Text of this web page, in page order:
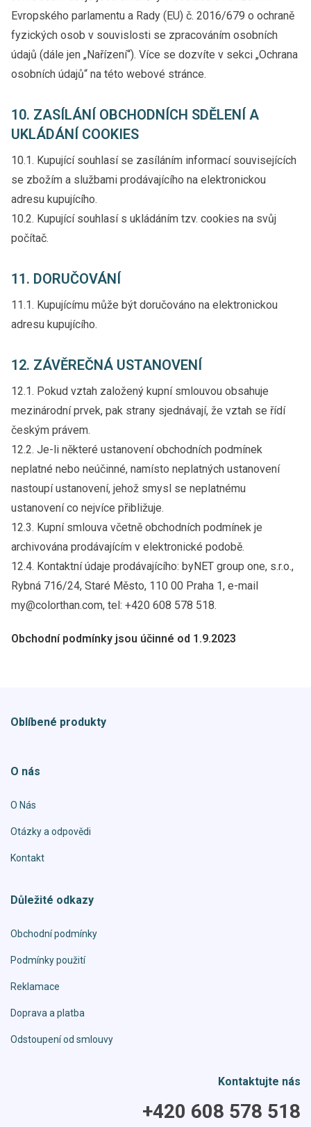
Evropského parlamentu a Rady (EU) č. 2016/679 o ochraně
fyzických osob v souvislosti se zpracováním osobních
údajů (dále jen „Nařízení“). Více se dozvíte v sekci „Ochrana
osobních údajů“ na této webové stránce.
10. ZASÍLÁNÍ OBCHODNÍCH SDĚLENÍ A
UKLÁDÁNÍ COOKIES
10.1. Kupující souhlasí se zasíláním informací souvisejících
se zbožím a službami prodávajícího na elektronickou
adresu kupujícího.
10.2. Kupující souhlasí s ukládáním tzv. cookies na svůj
počítač.
11. DORUČOVÁNÍ
11.1. Kupujícímu může být doručováno na elektronickou
adresu kupujícího.
12. ZÁVĚREČNÁ USTANOVENÍ
12.1. Pokud vztah založený kupní smlouvou obsahuje
mezinárodní prvek, pak strany sjednávají, že vztah se řídí
českým právem.
12.2. Je-li některé ustanovení obchodních podmínek
neplatné nebo neúčinné, namísto neplatných ustanovení
nastoupí ustanovení, jehož smysl se neplatnému
ustanovení co nejvíce přibližuje.
12.3. Kupní smlouva včetně obchodních podmínek je
archivována prodávajícím v elektronické podobě.
12.4. Kontaktní údaje prodávajícího: byNET group one, s.r.o.,
Rybná 716/24, Staré Město, 110 00 Praha 1, e-mail
my@colorthan.com, tel: +420 608 578 518.
Obchodní podmínky jsou účinné od 1.9.2023
Oblíbené produkty
O nás
O Nás
Otázky a odpovědi
Kontakt
Důležité odkazy
Obchodní podmínky
Podmínky použití
Reklamace
Doprava a platba
Odstoupení od smlouvy
Kontaktujte nás
+420 608 578 518